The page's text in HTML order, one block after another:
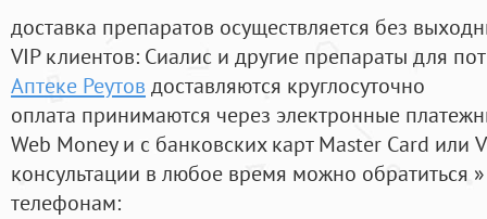
доставка препаратов осуществляется без
VIP клиентов: Сиалис и другие препараты для
Аптеке Реутов доставляются круглосуточно
оплата принимаются через электронные
Web Money и с банковских карт Master Card или
консультации в любое время можно обратиться
телефонам: